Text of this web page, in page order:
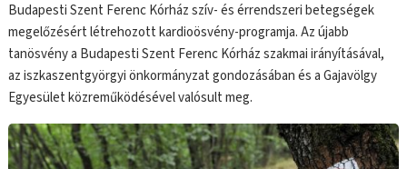
Budapesti Szent Ferenc Kórház szív- és érrendszeri betegségek
megelőzésért létrehozott kardioösvény-programja. Az újabb
tanösvény a Budapesti Szent Ferenc Kórház szakmai irányításával,
az iszkaszentgyörgyi önkormányzat gondozásában és a Gajavölgy
Egyesület közreműködésével valósult meg.